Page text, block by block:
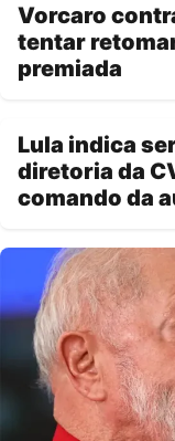
Vorcaro
tentar
premiada
Lula indica
diretoria da
comando da